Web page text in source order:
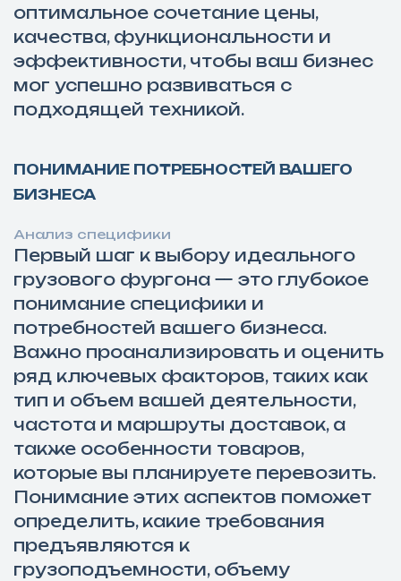
оптимальное сочетание цены,
качества, функциональности и
эффективности, чтобы ваш бизнес
мог успешно развиваться с
подходящей техникой.
ПОНИМАНИЕ ПОТРЕБНОСТЕЙ ВАШЕГО
БИЗНЕСА
Анализ специфики
Первый шаг к выбору идеального
грузового фургона — это глубокое
понимание специфики и
потребностей вашего бизнеса.
Важно проанализировать и оценить
ряд ключевых факторов, таких как
тип и объем вашей деятельности,
частота и маршруты доставок, а
также особенности товаров,
которые вы планируете перевозить.
Понимание этих аспектов поможет
определить, какие требования
предъявляются к
грузоподъемности, объему